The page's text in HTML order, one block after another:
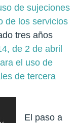
de sujeciones
de los servicios
tres años
de 2 de abril
el uso de
de tercera
El paso a